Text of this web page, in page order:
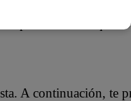
Recuerda que
A continuación, te